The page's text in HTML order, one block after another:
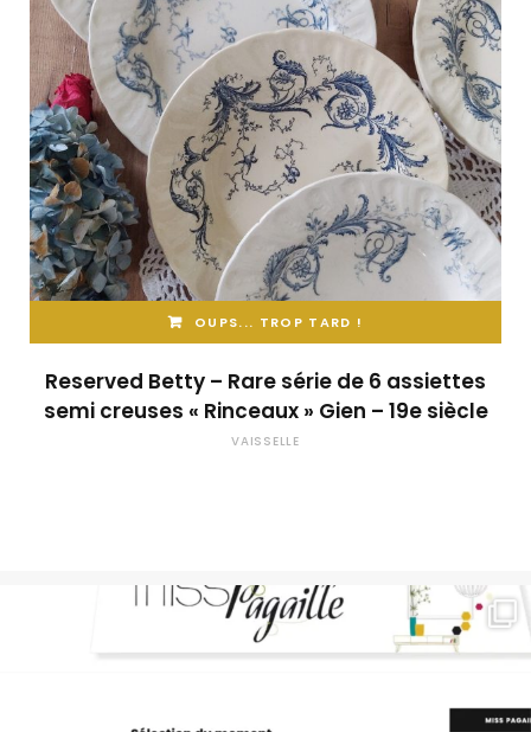
OUPS... TROP TARD !
Reserved Betty – Rare série de 6 assiettes
semi creuses « Rinceaux » Gien – 19e siècle
VAISSELLE